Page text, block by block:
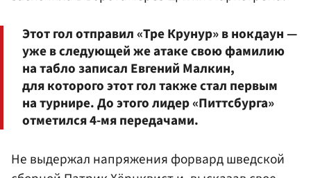
Этот гол отправил «Тре Крунур» в нокдаун —
уже в следующей же атаке свою фамилию
на табло записал Евгений Малкин,
для которого этот гол также стал первым
на турнире. До этого лидер «Питтсбурга»
отметился 4-мя передачами.
Не выдержал напряжения форвард шведской